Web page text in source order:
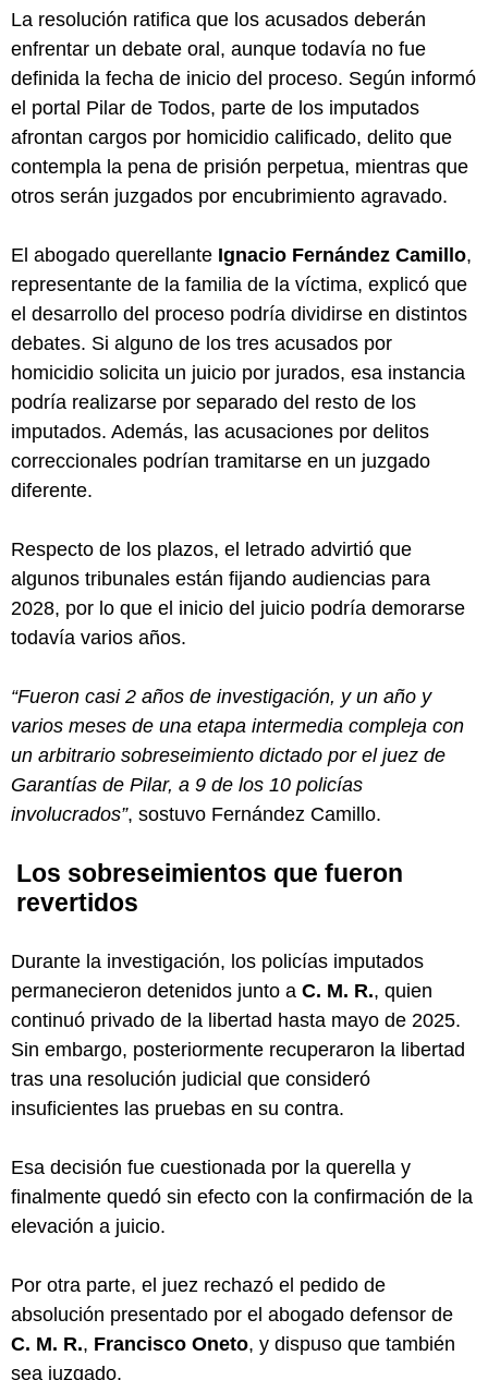
La resolución ratifica que los acusados deberán
enfrentar un debate oral, aunque todavía no fue
definida la fecha de inicio del proceso. Según informó
el portal Pilar de Todos, parte de los imputados
afrontan cargos por homicidio calificado, delito que
contempla la pena de prisión perpetua, mientras que
otros serán juzgados por encubrimiento agravado.
El abogado querellante Ignacio Fernández Camillo,
representante de la familia de la víctima, explicó que
el desarrollo del proceso podría dividirse en distintos
debates. Si alguno de los tres acusados por
homicidio solicita un juicio por jurados, esa instancia
podría realizarse por separado del resto de los
imputados. Además, las acusaciones por delitos
correccionales podrían tramitarse en un juzgado
diferente.
Respecto de los plazos, el letrado advirtió que
algunos tribunales están fijando audiencias para
2028, por lo que el inicio del juicio podría demorarse
todavía varios años.
“Fueron casi 2 años de investigación, y un año y
varios meses de una etapa intermedia compleja con
un arbitrario sobreseimiento dictado por el juez de
Garantías de Pilar, a 9 de los 10 policías
involucrados”, sostuvo Fernández Camillo.
Los sobreseimientos que fueron
revertidos
Durante la investigación, los policías imputados
permanecieron detenidos junto a C. M. R., quien
continuó privado de la libertad hasta mayo de 2025.
Sin embargo, posteriormente recuperaron la libertad
tras una resolución judicial que consideró
insuficientes las pruebas en su contra.
Esa decisión fue cuestionada por la querella y
finalmente quedó sin efecto con la confirmación de la
elevación a juicio.
Por otra parte, el juez rechazó el pedido de
absolución presentado por el abogado defensor de
C. M. R., Francisco Oneto, y dispuso que también
sea juzgado.